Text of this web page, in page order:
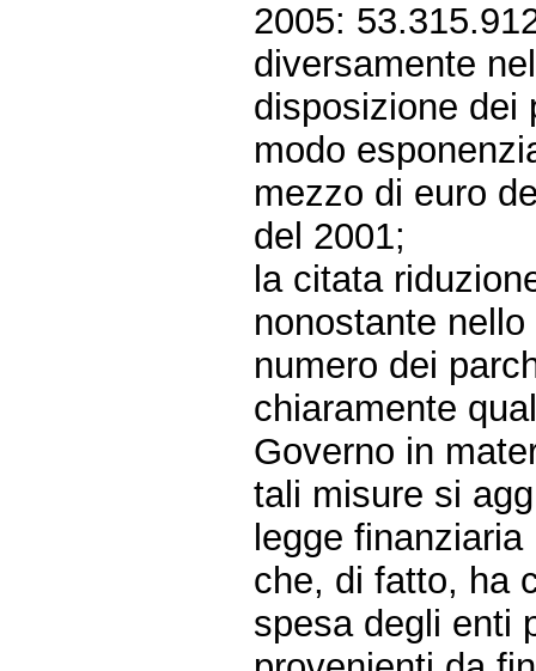
2005:
diversamente
disposizione dei
modo
mezzo di euro
del 2001;
la citata
nonostante
numero dei
chiaramente
Governo in
tali misure si
legge
che, di fatto, ha
spesa degli enti